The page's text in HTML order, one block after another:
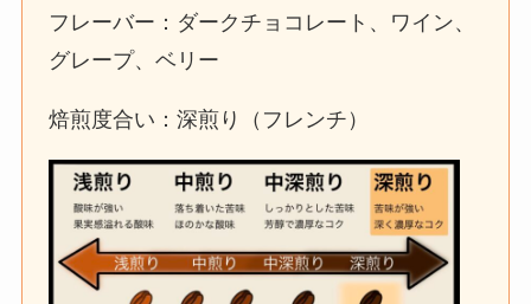
フレーバー：ダークチョコレート、ワイン、
グレープ、ベリー
焙煎度合い：深煎り（フレンチ）